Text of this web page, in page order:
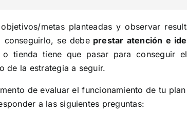
metas planteadas y observar
conseguirlo, se debeprestar atención e
tienda tiene que pasar para conseguir
de la estrategia a seguir.
de evaluar el funcionamiento de tu
a las siguientes preguntas: